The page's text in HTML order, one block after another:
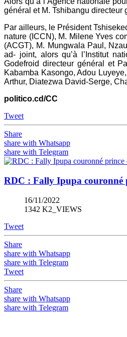
général et M. Tshibangu directeur
Par ailleurs, le Président
nature (ICCN), M. Milene Yves
(ACGT), M. Mungwala Paul,
ad- joint, alors qu’à l’Institut
Godefroid directeur général et
Kabamba Kasongo, Adou
Arthur, Diatezwa David-Serge,
politico.cd/CC
Tweet
Share
share with Whatsapp
share with Telegram
RDC : Fally Ipupa couronné
16/11/2022
1342 K2_VIEWS
Tweet
Share
share with Whatsapp
share with Telegram
Tweet
Share
share with Whatsapp
share with Telegram